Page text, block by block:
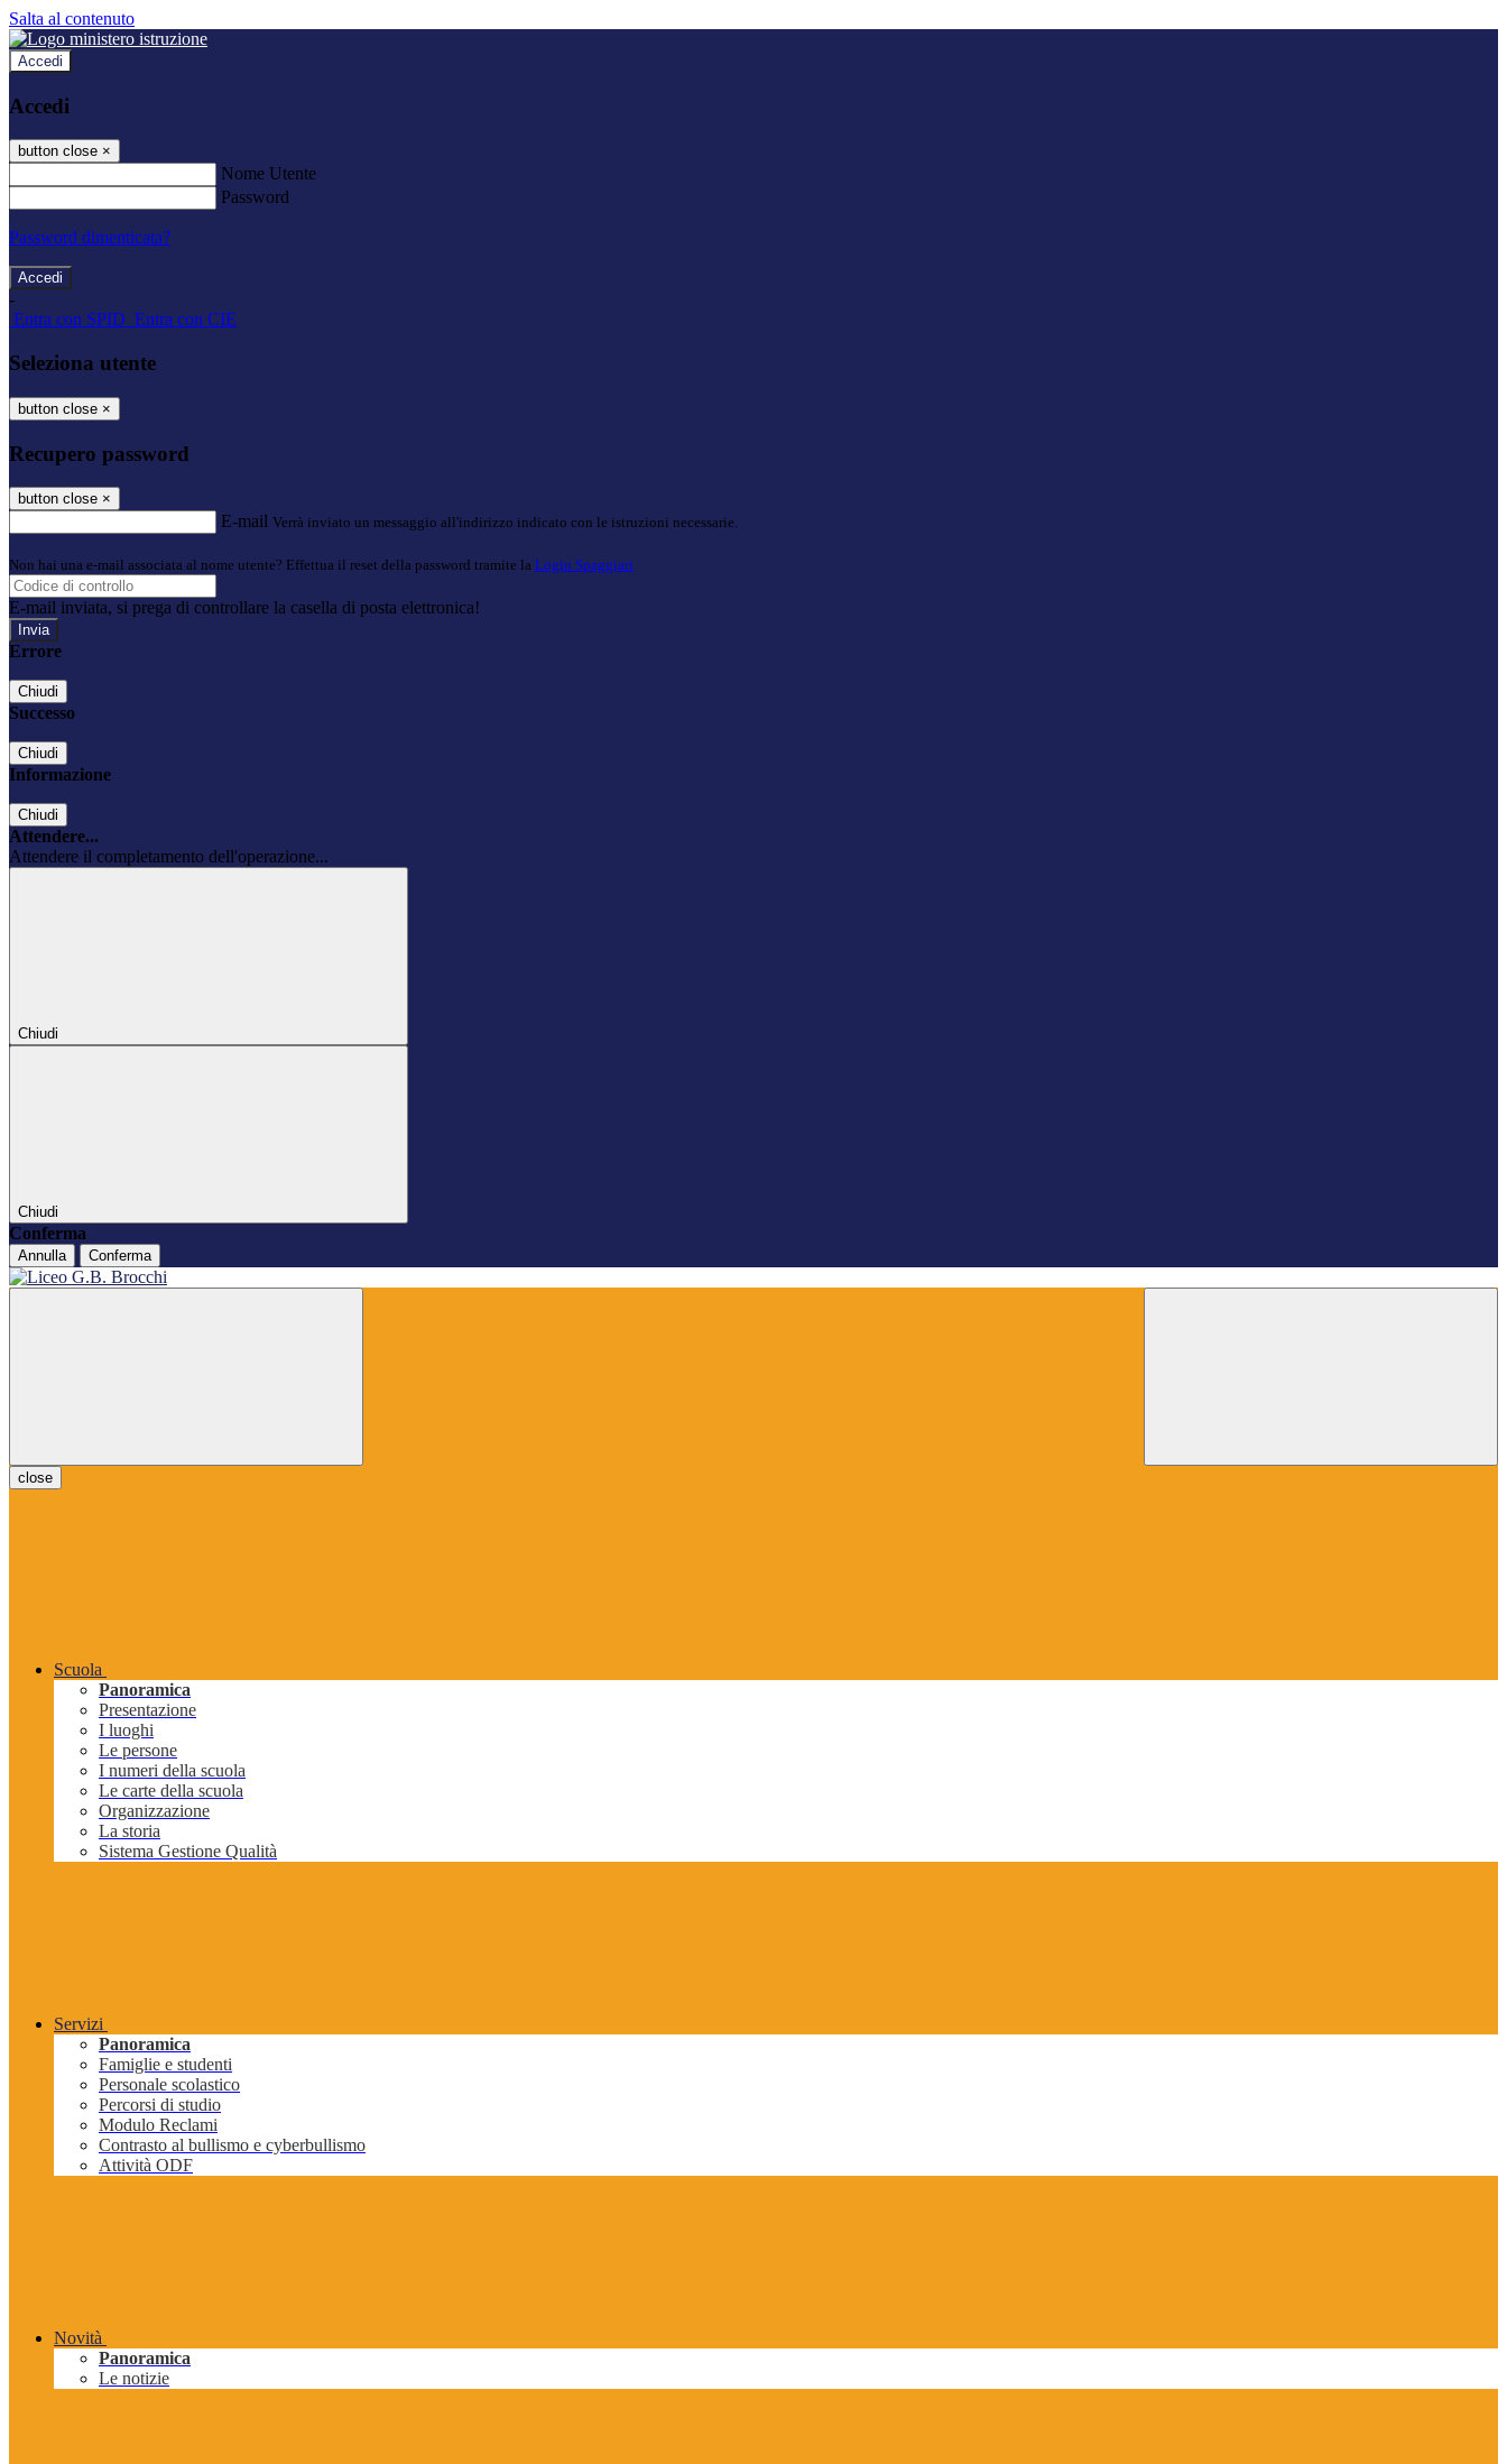
Salta al contenuto
Accedi
Accedi
button close ×
Nome Utente
Password
Password dimenticata?
-
Entra con SPID Entra con CIE
Seleziona utente
button close ×
Recupero password
button close ×
E-mail Verrà inviato un messaggio all'indirizzo indicato con le istruzioni necessarie.
Non hai una e-mail associata al nome utente? Effettua il reset della password tramite la Login Spaggiari
E-mail inviata, si prega di controllare la casella di posta elettronica!
Errore
Chiudi
Successo
Chiudi
Informazione
Chiudi
Attendere...
Attendere il completamento dell'operazione...
Chiudi
Chiudi
Conferma
Annulla Conferma
close
Scuola
Panoramica
Presentazione
I luoghi
Le persone
I numeri della scuola
Le carte della scuola
Organizzazione
La storia
Sistema Gestione Qualità
Servizi
Panoramica
Famiglie e studenti
Personale scolastico
Percorsi di studio
Modulo Reclami
Contrasto al bullismo e cyberbullismo
Attività ODF
Novità
Panoramica
Le notizie